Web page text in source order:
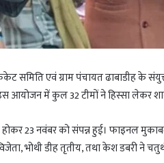
समिति एवं ग्राम पंचायत ढाबाडीह के
में कुल 32 टीमों ने हिस्सा लेकर
होकर 23 नवंबर को संपन्न हुई। फाइनल
भोथी डीह तृतीय, तथा केश डबरी ने चतुर्थ